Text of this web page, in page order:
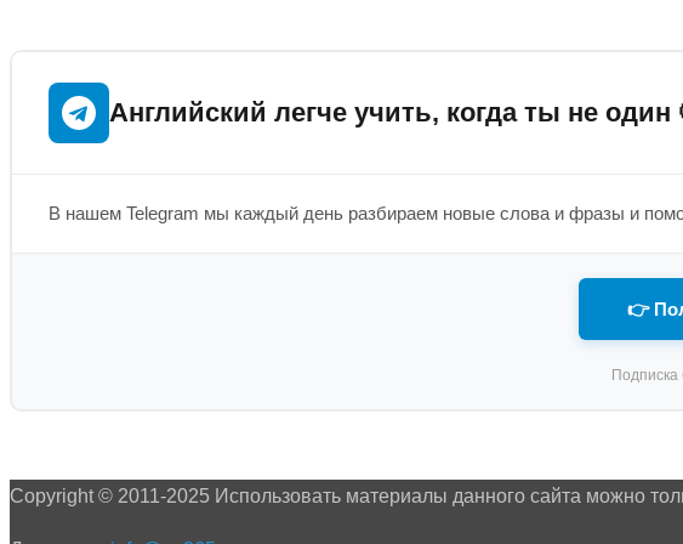
Английский легче учить, когда ты не один
В нашем Telegram мы каждый день разбираем новые слова и фразы и
👉
Подписка
Copyright © 2011-2025 Использовать материалы данного сайта можно